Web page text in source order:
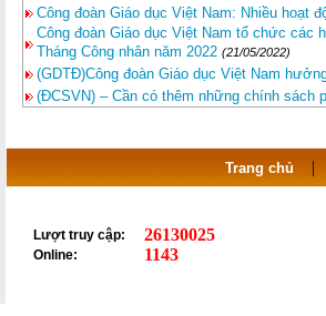
Công đoàn Giáo dục Việt Nam: Nhiều hoạt
Công đoàn Giáo dục Việt Nam tổ chức các
Tháng Công nhân năm 2022 (21/05/2022)
(GDTĐ)Công đoàn Giáo dục Việt Nam
(ĐCSVN) – Cần có thêm những chính sách
Trang chủ |
Lượt truy cập: 26130025
Online: 1143